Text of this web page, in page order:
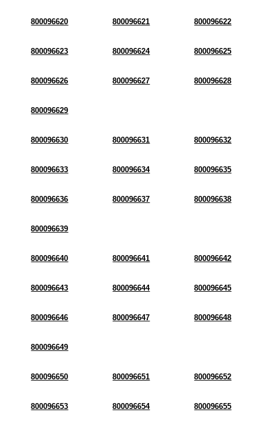
800096620 800096621 800096622
800096623 800096624 800096625
800096626 800096627 800096628
800096629
800096630 800096631 800096632
800096633 800096634 800096635
800096636 800096637 800096638
800096639
800096640 800096641 800096642
800096643 800096644 800096645
800096646 800096647 800096648
800096649
800096650 800096651 800096652
800096653 800096654 800096655